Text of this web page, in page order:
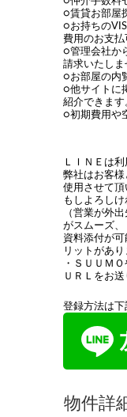
○賃貸お部屋
○お持ちの
費用のお支払
○管理会社か
請求いたしま
○お部屋の内
○他サイトに
紹介できます
○初期費用や
ＬＩＮＥは
弊社はお客
使用させて頂
もしよろしけ
（営業が外
がスムーズ、
資料添付が
リットがあり
・ＳＵＵＭ
ＵＲＬをお送
登録方法は下
物件詳